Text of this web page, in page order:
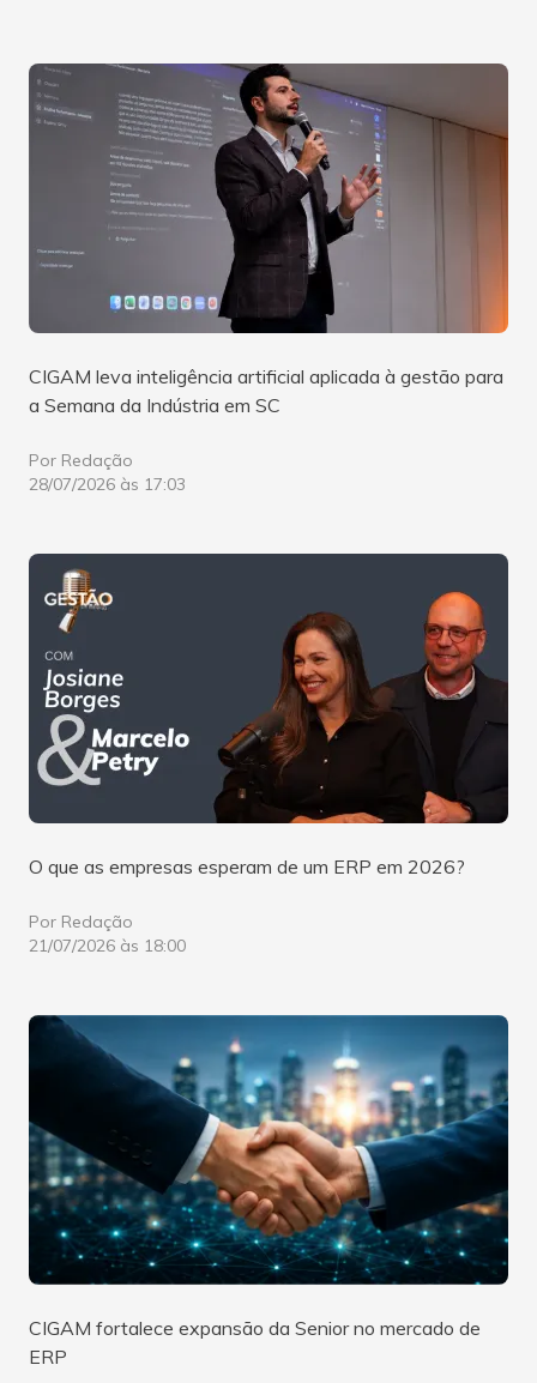
CIGAM leva inteligência artificial aplicada à gestão para
a Semana da Indústria em SC
Por Redação
28/07/2026 às 17:03
O que as empresas esperam de um ERP em 2026?
Por Redação
21/07/2026 às 18:00
CIGAM fortalece expansão da Senior no mercado de
ERP